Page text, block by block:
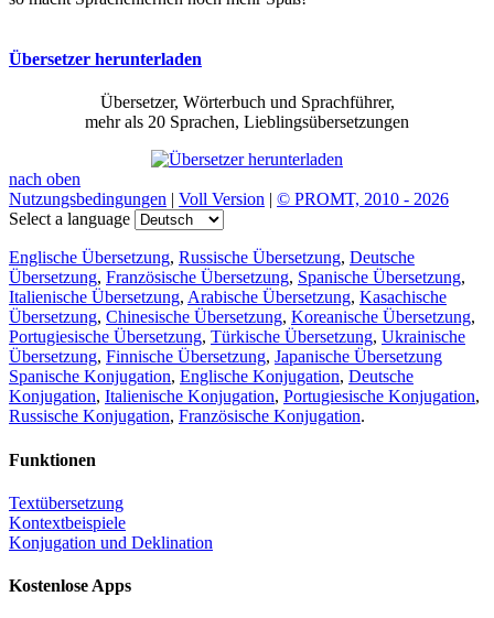
Übersetzer herunterladen
Übersetzer, Wörterbuch und Sprachführer,
mehr als 20 Sprachen, Lieblingsübersetzungen
nach oben
Nutzungsbedingungen | Voll Version | © PROMT, 2010 - 2026
Select a language
Englische Übersetzung, Russische Übersetzung, Deutsche
Übersetzung, Französische Übersetzung, Spanische Übersetzung,
Italienische Übersetzung, Arabische Übersetzung, Kasachische
Übersetzung, Chinesische Übersetzung, Koreanische Übersetzung,
Portugiesische Übersetzung, Türkische Übersetzung, Ukrainische
Übersetzung, Finnische Übersetzung, Japanische Übersetzung
Spanische Konjugation, Englische Konjugation, Deutsche
Konjugation, Italienische Konjugation, Portugiesische Konjugation,
Russische Konjugation, Französische Konjugation.
Funktionen
Textübersetzung
Kontextbeispiele
Konjugation und Deklination
Kostenlose Apps